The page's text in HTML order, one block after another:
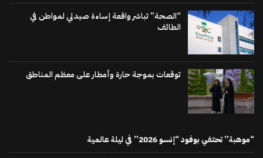
“الصحة” تباشر واقعة إساءة صيدلي لمواطن في
الطائف
توقعات بموجة حارة وأمطار على معظم المناطق
“موهبة” تحتفي بوفود “إنسو 2026” في ليلة عالمية